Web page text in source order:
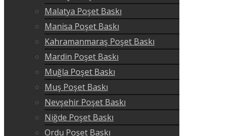
Malatya Poşet Baskı
Manisa Poşet Baskı
Kahramanmaraş Poşet Baskı
Mardin Poşet Baskı
Muğla Poşet Baskı
Muş Poşet Baskı
Nevşehir Poşet Baskı
Niğde Poşet Baskı
Ordu Poşet Baskı